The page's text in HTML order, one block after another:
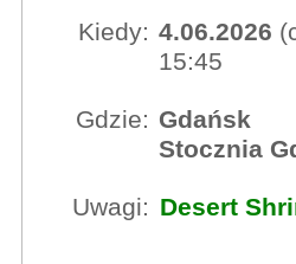
Kiedy: 4.06.2026
15:45
Gdzie: Gdańsk
Stocznia
Uwagi: Desert